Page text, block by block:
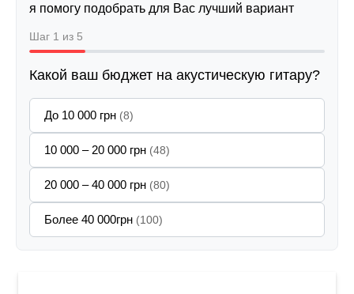
я помогу подобрать для Вас лучший вариант
Шаг 1 из 5
Какой ваш бюджет на акустическую гитару?
До 10 000 грн (8)
10 000 – 20 000 грн (48)
20 000 – 40 000 грн (80)
Более 40 000грн (100)